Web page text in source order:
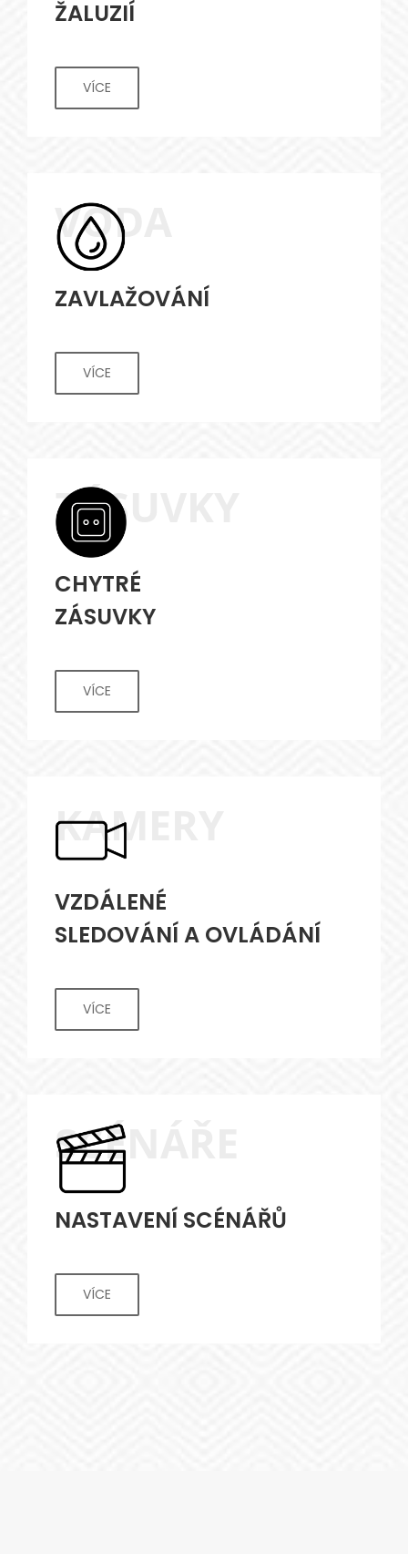
ŽALUZIÍ
VÍCE
VODA
ZAVLAŽOVÁNÍ
VÍCE
ZÁSUVKY
CHYTRÉ
ZÁSUVKY
VÍCE
KAMERY
VZDÁLENÉ
SLEDOVÁNÍ A OVLÁDÁNÍ
VÍCE
SCÉNÁŘE
NASTAVENÍ SCÉNÁŘŮ
VÍCE